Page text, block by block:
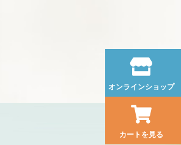
オンラインショップ
カートを見る